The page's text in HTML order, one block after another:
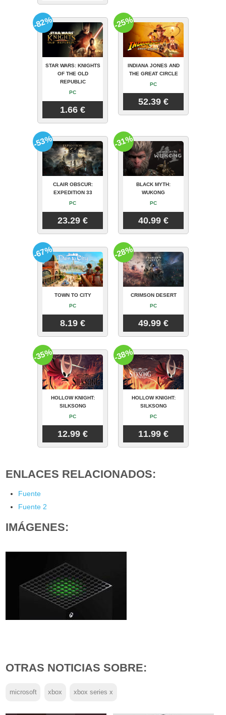
STAR WARS: KNIGHTS
OF THE OLD
REPUBLIC
PC
1.66 €
-82%
INDIANA JONES AND
THE GREAT CIRCLE
PC
52.39 €
-25%
CLAIR OBSCUR:
EXPEDITION 33
PC
23.29 €
-53%
BLACK MYTH:
WUKONG
PC
40.99 €
-31%
TOWN TO CITY
PC
8.19 €
-67%
CRIMSON DESERT
PC
49.99 €
-28%
HOLLOW KNIGHT:
SILKSONG
PC
12.99 €
-35%
HOLLOW KNIGHT:
SILKSONG
PC
11.99 €
-38%
ENLACES RELACIONADOS:
Fuente
Fuente 2
IMÁGENES:
OTRAS NOTICIAS SOBRE:
microsoft xbox xbox series x